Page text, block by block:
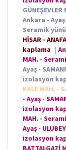
Ankara - Ayaş
Seramik
HİSAR -
kaplama |
MAH. -
Ayaş -
izolasyon
KALE MAH.
- Ayaş -
izolasyon
MAH. -
Ayaş -
izolasyon